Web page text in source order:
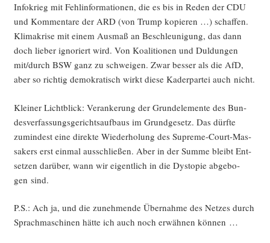
Info­krieg mit Fehl­in­for­ma­tio­nen, die es bis in Reden der CDU
und Kom­men­ta­re der ARD (von Trump kopie­ren …) schaf­fen.
Kli­ma­kri­se mit einem Aus­maß an Beschleu­ni­gung, das dann
doch lie­ber igno­riert wird. Von Koali­tio­nen und Dul­dun­gen
mit/durch BSW ganz zu schwei­gen. Zwar bes­ser als die AfD,
aber so rich­tig demo­kra­tisch wirkt die­se Kader­par­tei auch nicht.
Klei­ner Licht­blick: Ver­an­ke­rung der Grund­ele­men­te des Bun­
des­ver­fas­sungs­ge­richts­auf­baus im Grund­ge­setz. Das dürf­te
zumin­dest eine direk­te Wie­der­ho­lung des Supre­me-Court-Mas­
sa­kers erst ein­mal aus­schlie­ßen. Aber in der Sum­me bleibt Ent­
set­zen dar­über, wann wir eigent­lich in die Dys­to­pie abge­bo­
gen sind.
P.S.: Ach ja, und die zuneh­men­de Über­nah­me des Net­zes durch
Sprach­ma­schi­nen hät­te ich auch noch erwäh­nen können …